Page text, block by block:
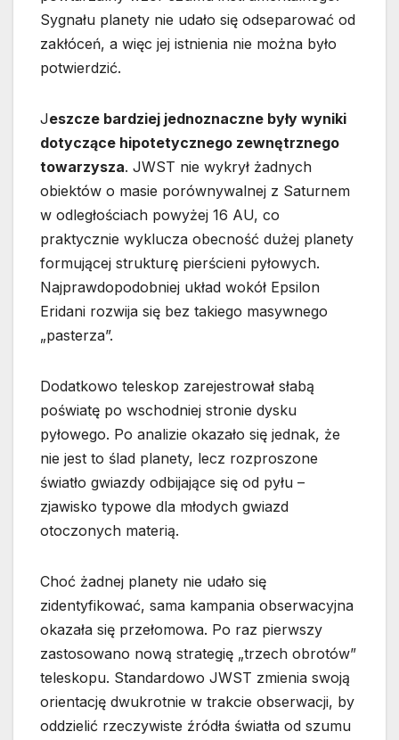
Sygnału planety nie udało się odseparować od
zakłóceń, a więc jej istnienia nie można było
potwierdzić.
Jeszcze bardziej jednoznaczne były wyniki
dotyczące hipotetycznego zewnętrznego
towarzysza. JWST nie wykrył żadnych
obiektów o masie porównywalnej z Saturnem
w odległościach powyżej 16 AU, co
praktycznie wyklucza obecność dużej planety
formującej strukturę pierścieni pyłowych.
Najprawdopodobniej układ wokół Epsilon
Eridani rozwija się bez takiego masywnego
„pasterza”.
Dodatkowo teleskop zarejestrował słabą
poświatę po wschodniej stronie dysku
pyłowego. Po analizie okazało się jednak, że
nie jest to ślad planety, lecz rozproszone
światło gwiazdy odbijające się od pyłu –
zjawisko typowe dla młodych gwiazd
otoczonych materią.
Choć żadnej planety nie udało się
zidentyfikować, sama kampania obserwacyjna
okazała się przełomowa. Po raz pierwszy
zastosowano nową strategię „trzech obrotów”
teleskopu. Standardowo JWST zmienia swoją
orientację dwukrotnie w trakcie obserwacji, by
oddzielić rzeczywiste źródła światła od szumu